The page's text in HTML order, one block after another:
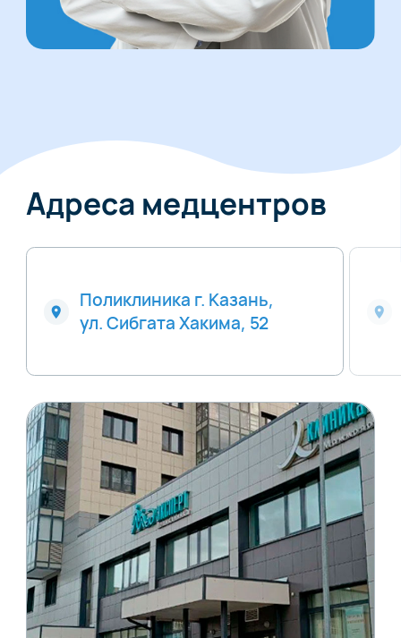
Адреса медцентров
Поликлиника г. Казань,
ул. Сибгата Хакима, 52